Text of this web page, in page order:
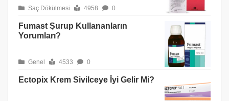
Saç Dökülmesi 4958 0
Fumast Şurup Kullananların
Yorumları?
Genel 4533 0
Ectopix Krem Sivilceye İyi Gelir Mi?